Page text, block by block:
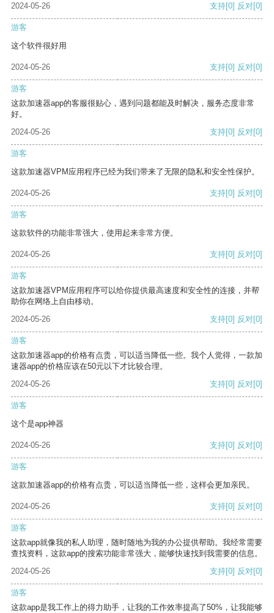
2024-05-26 支持[0] 反对[0]
游客
这个软件很好用
2024-05-26 支持[0] 反对[0]
游客
这款加速器app的客服很贴心，遇到问题都能及时解决，服务态度非常
好。
2024-05-26
支持[0] 反对[0]
游客
这款加速器VPM应用程序已经为我们带来了无限的隐私和安全性保护。
2024-05-26 支持[0] 反对[0]
游客
这款软件的功能非常强大，使用起来非常方便。
2024-05-26 支持[0] 反对[0]
游客
这款加速器VPM应用程序可以给你提供最高速度和安全性的连接，并帮
助你在网络上自由移动。
2024-05-26
支持[0] 反对[0]
游客
这款加速器app的价格有点贵，可以适当降低一些。我个人觉得，一款加
速器app的价格应该在50元以下才比较合理。
2024-05-26
支持[0] 反对[0]
游客
这个是app神器
2024-05-26 支持[0] 反对[0]
游客
这款加速器app的价格有点贵，可以适当降低一些，这样会更加亲民。
2024-05-26 支持[0] 反对[0]
游客
这款app就像我的私人助理，随时随地为我的办公提供帮助。我经常需要
查找资料，这款app的搜索功能非常强大，能够快速找到我需要的信息。
2024-05-26
支持[0] 反对[0]
游客
这款app是我工作上的得力助手，让我的工作效率提高了50%，让我能够